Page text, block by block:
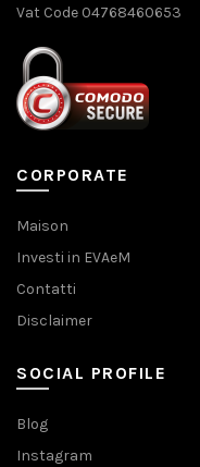
Vat Code 04768460653
CORPORATE
Maison
Investi in EVAeM
Contatti
Disclaimer
SOCIAL PROFILE
Blog
Instagram